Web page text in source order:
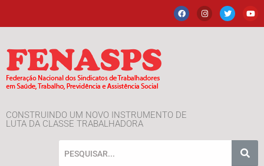
CONSTRUINDO UM NOVO INSTRUMENTO DE
LUTA DA CLASSE TRABALHADORA